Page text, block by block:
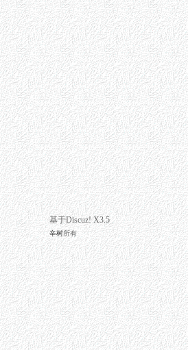
基于Discuz! X3.5
辛树所有